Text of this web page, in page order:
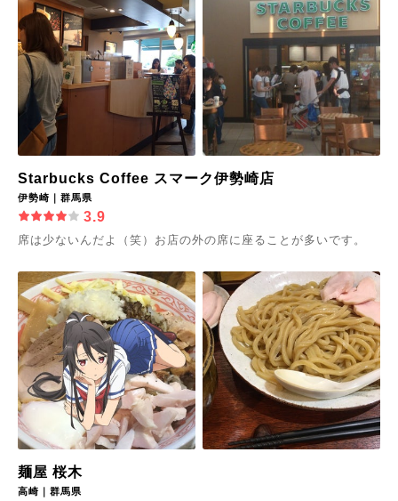
Starbucks Coffee スマーク伊勢崎店
伊勢崎｜群馬県
3.9
席は少ないんだよ（笑）お店の外の席に座ることが多いです。
麺屋 桜木
高崎｜群馬県